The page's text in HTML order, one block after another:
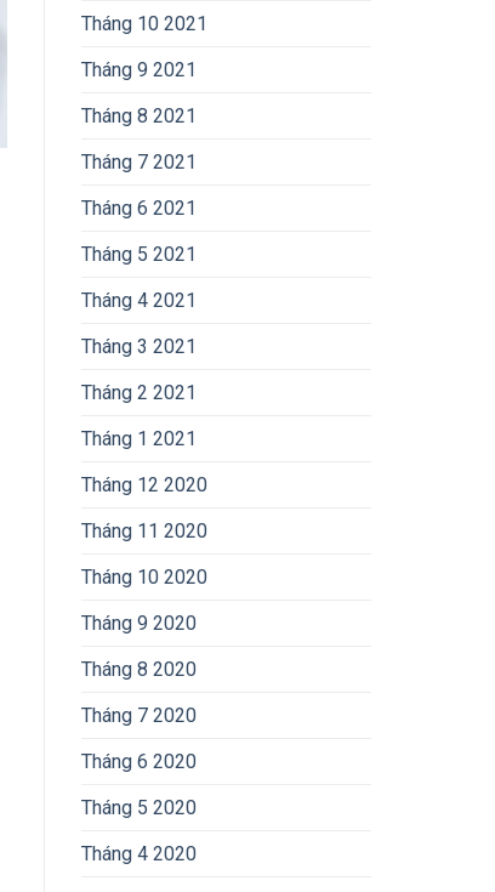
Tháng 10 2021
Tháng 9 2021
Tháng 8 2021
Tháng 7 2021
Tháng 6 2021
Tháng 5 2021
Tháng 4 2021
Tháng 3 2021
Tháng 2 2021
Tháng 1 2021
Tháng 12 2020
Tháng 11 2020
Tháng 10 2020
Tháng 9 2020
Tháng 8 2020
Tháng 7 2020
Tháng 6 2020
Tháng 5 2020
Tháng 4 2020